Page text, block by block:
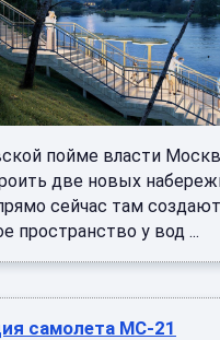
пойме власти
две новых
сейчас там
пространство у вод ...
самолета МС-21